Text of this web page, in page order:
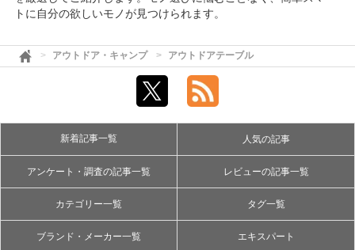
トに自分の欲しいモノが見つけられます。
アウトドア・キャンプ アウトドアテーブル
新着記事一覧 人気の記事
アンケート・調査の記事一覧 レビューの記事一覧
カテゴリー一覧 タグ一覧
ブランド・メーカー一覧 エキスパート